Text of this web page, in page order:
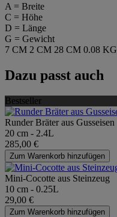
A = Breite
C = Höhe
D = Länge
G = Gewicht
7 CM 2 CM 28 CM 0.08 KG
Dazu passt auch
Bestseller
Runder Bräter aus Gusseisen
20 cm - 2.4L
285,00 €
Zum Warenkorb hinzufügen
Mini-Cocotte aus Steinzeug
10 cm - 0.25L
29,00 €
Zum Warenkorb hinzufügen